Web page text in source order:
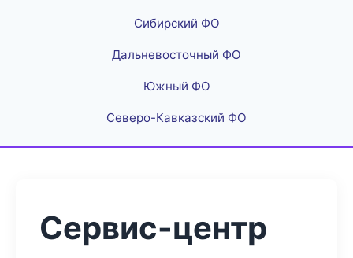
Сибирский ФО
Дальневосточный ФО
Южный ФО
Северо-Кавказский ФО
Сервис-центр